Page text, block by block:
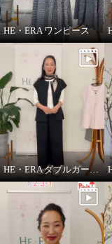
付粒わたベスト
ベージュ Ｍ
¥0
HE・ERA ワンピース
HE・ERA ダブルガーゼ ジレ